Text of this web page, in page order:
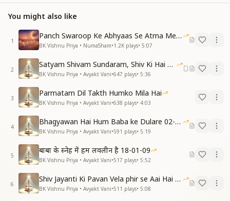
श्रेष्ठ संसार का मेला
बाबा हमको प्यारे हम बाबा को प्यारे
प्यारे सदा रहते दिल के पास
बाबा तुझमें खोजाए हम
बाबा तुझमे
तुझमे
न मिटता है ये सच्चा प्यार
मिटाने वाले मिट जाते
ओ ओ ओ ओ
न मिटता है ये सच्चा प्यार
मिटाने वाले मिट जाते
कोशिशें लाख करे दुनिया हम जुदा हो नहीं सकते
ऐसे पक्के प्रेमी दिल के सच्चे प्रेमी
प्यार ही है अपना हर श्वास
बाबा तुझमें खोजाए हम
बाबा तुझमे
तुझमे
अं अं
You might also like
1
Panch Swaroop Ke Abhyaas Se Atma Mein Shakti
BK Vishnu Priya • NumaSham•1.2K plays• 5:07
2
Satyam Shivam Sundaram, Shiv Ki Hai Hum Santan 09-11-2025
BK Vishnu Priya • Avyakt Vani•647 plays• 5:36
3
Parmatam Dil Takth Humko Mila Hai
BK Vishnu Priya • Avyakt Vani•638 plays• 4:03
4
Bhagyawan Hai Hum Baba ke Dulare 02-03-2025
BK Vishnu Priya • Avyakt Vani•591 plays• 5:19
5
बाबा के स्नेह में हम लवलीन है 18-01-09
BK Vishnu Priya • Avyakt Vani•517 plays• 5:52
6
Shiv Jayanti Ki Pavan Vela phir se Aai Hai 23-02-2025
BK Vishnu Priya • Avyakt Vani•511 plays• 5:08